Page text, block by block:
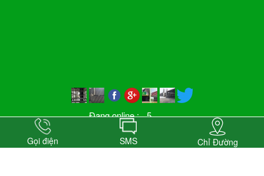
Đang online :
5
Hôm nay :
Tuần này :
Gọi điện SMS Chỉ Đường